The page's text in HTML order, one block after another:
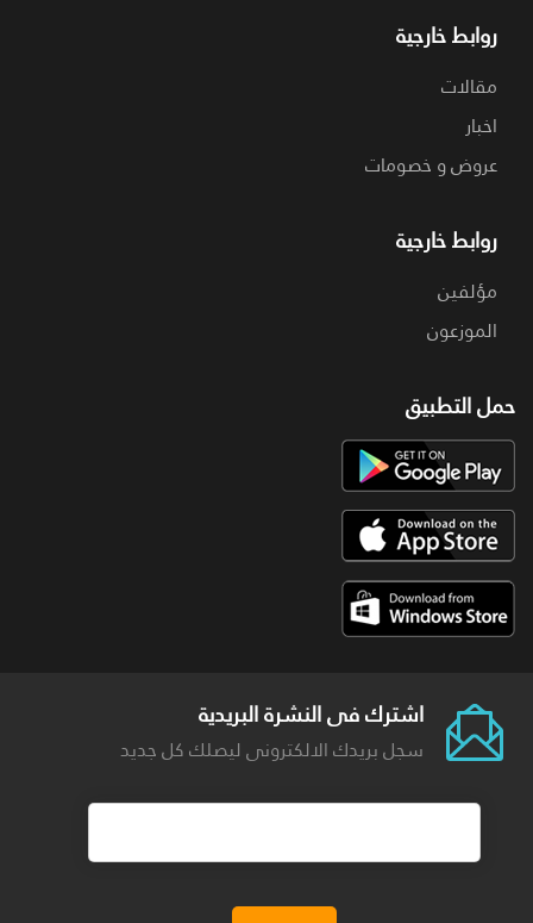
روابط خارجية
مقالات
اخبار
عروض و خصومات
روابط خارجية
مؤلفين
الموزعون
حمل التطبيق
اشترك فى النشرة البريدية
سجل بريدك الالكترونى ليصلك كل جديد